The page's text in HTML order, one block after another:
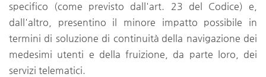
specifico (come previsto dall'art. 23 del Codice) e,
dall'altro, presentino il minore impatto possibile in
termini di soluzione di continuità della navigazione dei
medesimi utenti e della fruizione, da parte loro, dei
servizi telematici.